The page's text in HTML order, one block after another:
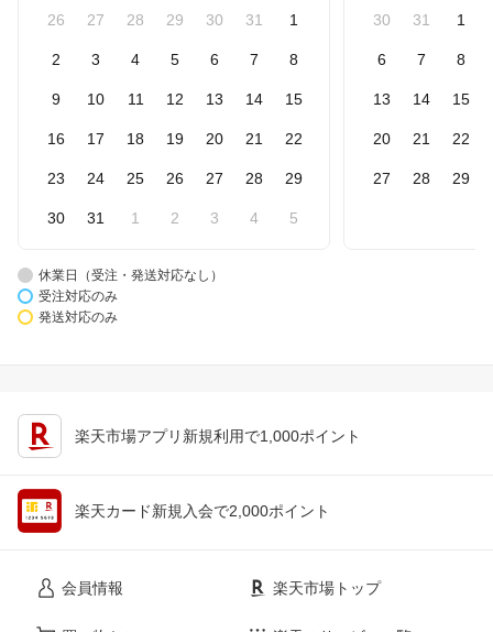
26 27 28 29 30 31 1
2 3 4 5 6 7 8
9 10 11 12 13 14 15
16 17 18 19 20 21 22
23 24 25 26 27 28 29
30 31 1 2 3 4 5
30 31 1
6 7 8
13 14 15
20 21 22
27 28 29
休業日（受注・発送対応なし）
受注対応のみ
発送対応のみ
楽天市場アプリ新規利用で1,000ポイント
楽天カード新規入会で2,000ポイント
会員情報 楽天市場トップ